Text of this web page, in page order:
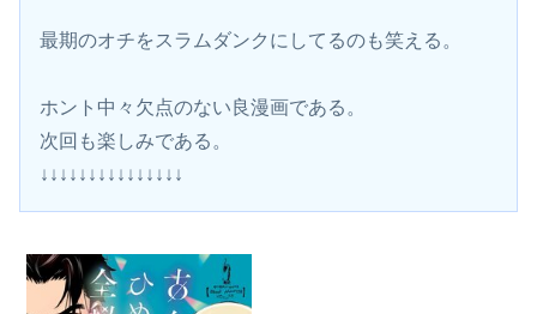
最期のオチをスラムダンクにしてるのも笑える。
ホント中々欠点のない良漫画である。
次回も楽しみである。
↓↓↓↓↓↓↓↓↓↓↓↓↓↓↓